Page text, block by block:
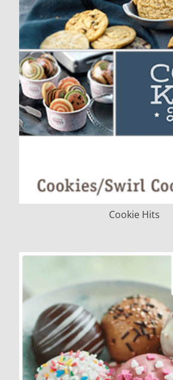
Cookie Hits